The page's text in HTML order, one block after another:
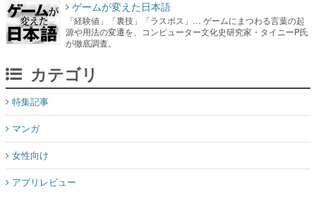
ゲームが変えた日本語
「経験値」「裏技」「ラスボス」… ゲームにまつわる言葉の起
源や用法の変遷を、コンピューター文化史研究家・タイニーP氏
が徹底調査。
カテゴリ
特集記事
マンガ
女性向け
アプリレビュー